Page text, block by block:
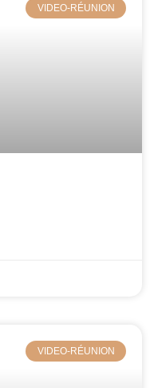
VIDEO-RÉUNION
VIDEO-RÉUNION